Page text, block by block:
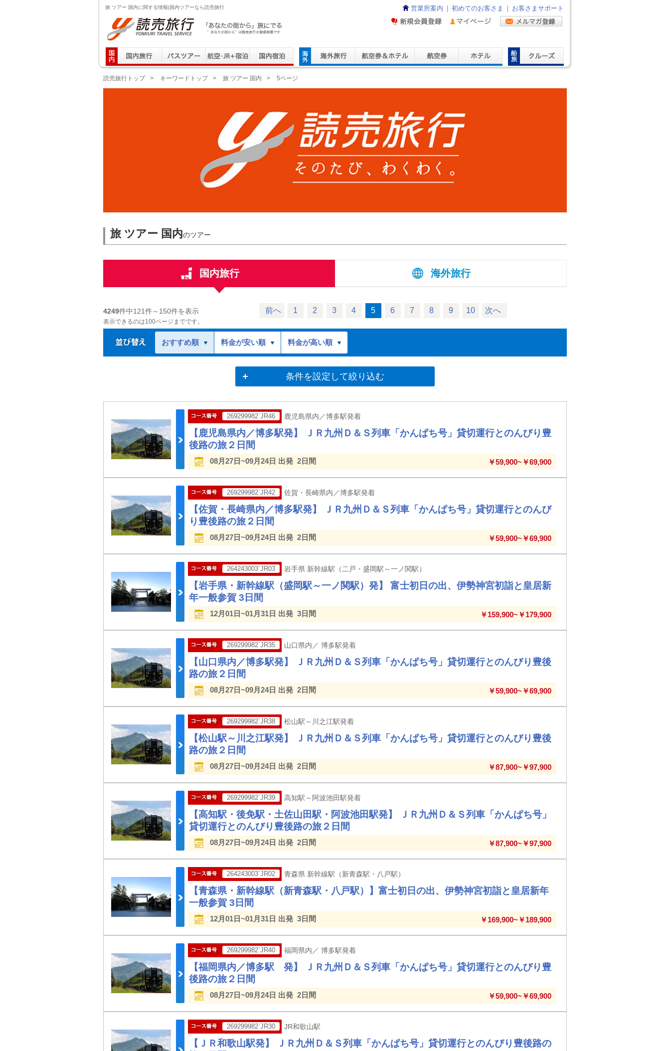
旅 ツアー 国内に関する情報|国内ツアーなら読売旅行
読売旅行 「あなたの街から」旅にでる｜Yomiuri Travel Service
営業所案内 初めてのお客さま お客さまサポート
読売旅行トップ > キーワードトップ > 旅 ツアー 国内 > 5ページ
旅 ツアー 国内のツアー
国内旅行 海外旅行
4249件中121件～ 150件を表示 前へ 1 2 3 4 5 6 7 8 9 10 次へ
表示できるのは100ページまでです。
おすすめ順 料金が安い順 料金が高い順
条件を設定して絞り込む
269299982`JR46 鹿児島県内／博多駅発着
【鹿児島県内／博多駅発】 ＪＲ九州Ｄ＆Ｓ列車「かんぱち号」貸切運行とのんびり豊
後路の旅２日間
08月27日~09月24日 出発 2日間 ￥59,900~￥69,900
269299982`JR42 佐賀・長崎県内／博多駅発着
【佐賀・長崎県内／博多駅発】 ＪＲ九州Ｄ＆Ｓ列車「かんぱち号」貸切運行とのんび
り豊後路の旅２日間
08月27日~09月24日 出発 2日間 ￥59,900~￥69,900
264243003`JR03 岩手県 新幹線駅（二戸・盛岡駅～一ノ関駅）
【岩手県・新幹線駅（盛岡駅～一ノ関駅）発】 富士初日の出、伊勢神宮初詣と皇居新
年一般参賀 3日間
12月01日~01月31日 出発 3日間 ￥159,900~￥179,900
269299982`JR35 山口県内／ 博多駅発着
【山口県内／博多駅発】 ＪＲ九州Ｄ＆Ｓ列車「かんぱち号」貸切運行とのんびり豊後
路の旅２日間
08月27日~09月24日 出発 2日間 ￥59,900~￥69,900
269299982`JR38 松山駅～川之江駅発着
【松山駅～川之江駅発】 ＪＲ九州Ｄ＆Ｓ列車「かんぱち号」貸切運行とのんびり豊後
路の旅２日間
08月27日~09月24日 出発 2日間 ￥87,900~￥97,900
269299982`JR39 高知駅～阿波池田駅発着
【高知駅・後免駅・土佐山田駅・阿波池田駅発】 ＪＲ九州Ｄ＆Ｓ列車「かんぱち号」
貸切運行とのんびり豊後路の旅２日間
08月27日~09月24日 出発 2日間 ￥87,900~￥97,900
264243003`JR02 青森県 新幹線駅（新青森駅・八戸駅）
【青森県・新幹線駅（新青森駅・八戸駅）】富士初日の出、伊勢神宮初詣と皇居新年
一般参賀 3日間
12月01日~01月31日 出発 3日間 ￥169,900~￥189,900
269299982`JR40 福岡県内／ 博多駅発着
【福岡県内／博多駅 発】 ＪＲ九州Ｄ＆Ｓ列車「かんぱち号」貸切運行とのんびり豊
後路の旅２日間
08月27日~09月24日 出発 2日間 ￥59,900~￥69,900
269299982`JR30 JR和歌山駅
【ＪＲ和歌山駅発】 ＪＲ九州Ｄ＆Ｓ列車「かんぱち号」貸切運行とのんびり豊後路の